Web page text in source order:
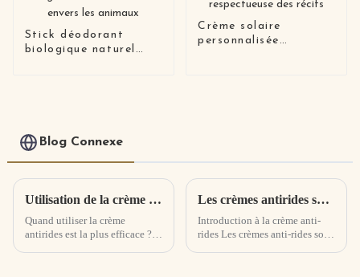
Stick déodorant
biologique naturel
Crème solaire
personnalisée
Blog Connexe
Utilisation de la crème anti-rides
Quand utiliser la crème
antirides est la plus efficace ?
Les crèmes antirides sont-elles vraiment efficaces ? Comment fonctionne la crème anti-rides
Introduction à la crème anti-
rides Les crèmes anti-rides sont